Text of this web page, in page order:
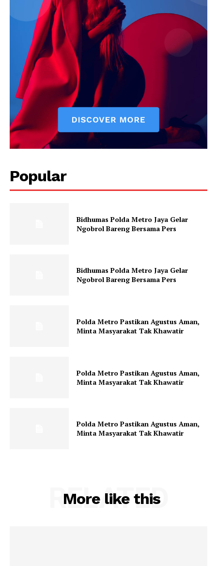
Popular
Bidhumas Polda Metro Jaya Gelar
Ngobrol Bareng Bersama Pers
Bidhumas Polda Metro Jaya Gelar
Ngobrol Bareng Bersama Pers
Polda Metro Pastikan Agustus Aman,
Minta Masyarakat Tak Khawatir
Polda Metro Pastikan Agustus Aman,
Minta Masyarakat Tak Khawatir
Polda Metro Pastikan Agustus Aman,
Minta Masyarakat Tak Khawatir
More like this
RELATED